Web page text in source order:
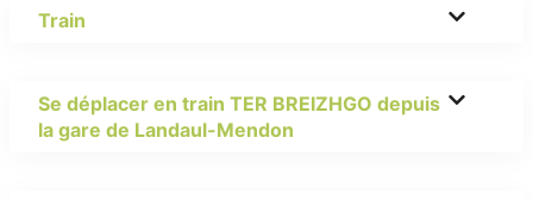
Train
Se déplacer en train TER BREIZHGO depuis
la gare de Landaul-Mendon